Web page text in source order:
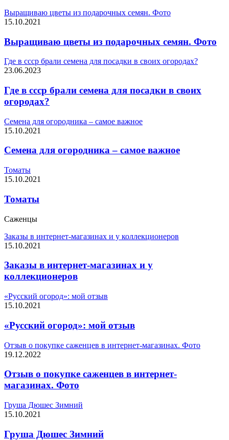
Выращиваю цветы из подарочных семян. Фото
15.10.2021
Выращиваю цветы из подарочных семян. Фото
Где в ссср брали семена для посадки в своих огородах?
23.06.2023
Где в ссср брали семена для посадки в своих
огородах?
Семена для огородника – самое важное
15.10.2021
Семена для огородника – самое важное
Томаты
15.10.2021
Томаты
Саженцы
Заказы в интернет-магазинах и у коллекционеров
15.10.2021
Заказы в интернет-магазинах и у
коллекционеров
«Русский огород»: мой отзыв
15.10.2021
«Русский огород»: мой отзыв
Отзыв о покупке саженцев в интернет-магазинах. Фото
19.12.2022
Отзыв о покупке саженцев в интернет-
магазинах. Фото
Груша Дюшес Зимний
15.10.2021
Груша Дюшес Зимний